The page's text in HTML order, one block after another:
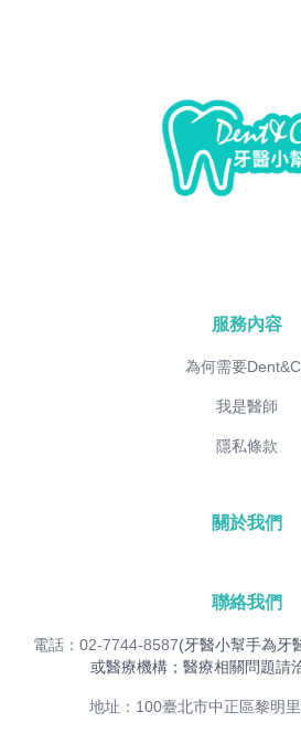
服務內容
為何需要
我是醫師
隱私條款
關於我們
聯絡我們
電話：02-7744-8587(牙醫小幫手為牙
或醫療機構；醫療相關問題請
地址：100臺北市中正區黎明